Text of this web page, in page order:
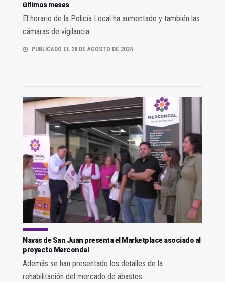
últimos meses
El horario de la Policía Local ha aumentado y también las
cámaras de vigilancia
PUBLICADO EL 28 DE AGOSTO DE 2024
Navas de San Juan presenta el Marketplace asociado al
proyecto Mercondal
Además se han presentado los detalles de la
rehabilitación del mercado de abastos